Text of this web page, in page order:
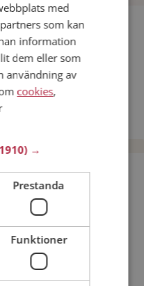
kostnad!
med
som kan
information
dem eller som
användning av
cookies,
→
Prestanda
Funktioner